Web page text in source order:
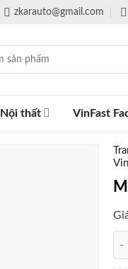
zkarauto@gmail.com
Nội thất VinFast